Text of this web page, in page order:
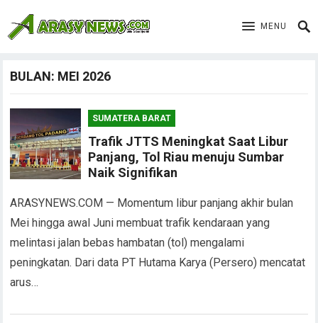
MENU
BULAN: MEI 2026
SUMATERA BARAT
Trafik JTTS Meningkat Saat Libur
Panjang, Tol Riau menuju Sumbar
Naik Signifikan
ARASYNEWS.COM — Momentum libur panjang akhir bulan
Mei hingga awal Juni membuat trafik kendaraan yang
melintasi jalan bebas hambatan (tol) mengalami
peningkatan. Dari data PT Hutama Karya (Persero) mencatat
arus…